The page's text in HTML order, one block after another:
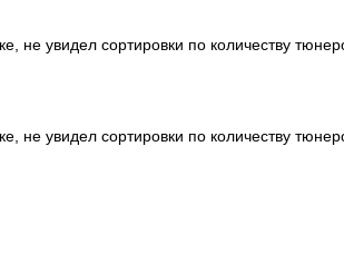
не увидел сортировки по количеству
увидел сортировки по количеству